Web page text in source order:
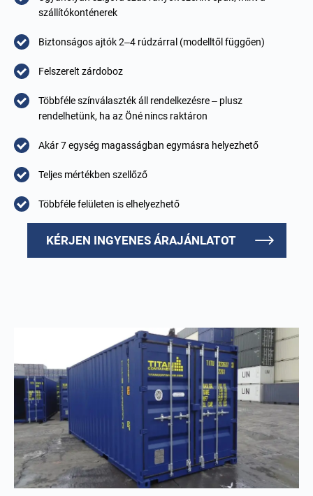
szállítókonténerek
Biztonságos ajtók 2–4 rúdzárral (modelltől függően)
Felszerelt zárdoboz
Többféle színválaszték áll rendelkezésre – plusz
rendelhetünk, ha az Öné nincs raktáron
Akár 7 egység magasságban egymásra helyezhető
Teljes mértékben szellőző
Többféle felületen is elhelyezhető
KÉRJEN INGYENES ÁRAJÁNLATOT